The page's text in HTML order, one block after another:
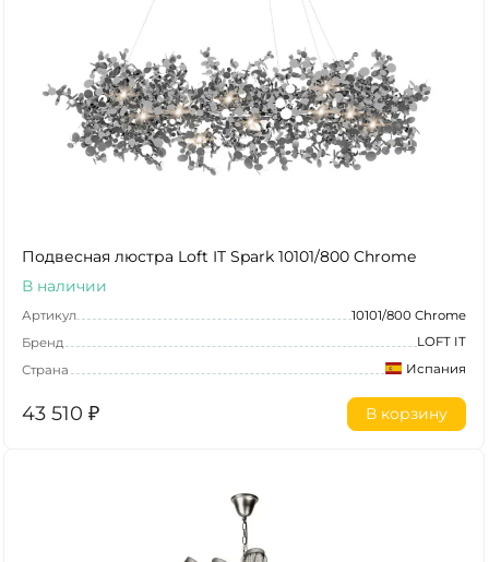
Подвесная люстра Loft IT Spark 10101/800 Chrome
В наличии
Артикул
10101/800 Chrome
Бренд
LOFT IT
Страна
Испания
43 510 ₽ В корзину